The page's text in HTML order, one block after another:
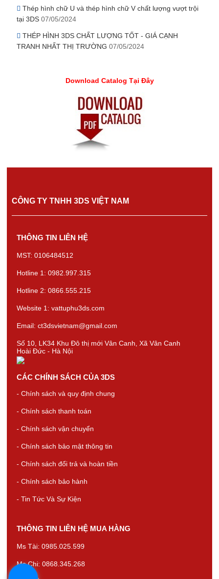
Thép hình chữ U và thép hình chữ V chất lượng vượt trội
tại 3DS 07/05/2024
THÉP HÌNH 3DS CHẤT LƯỢNG TỐT - GIÁ CẠNH
TRANH NHẤT THỊ TRƯỜNG 07/05/2024
Download Catalog Tại Đây
CÔNG TY TNHH 3DS VIỆT NAM
THÔNG TIN LIÊN HỆ
MST: 0106484512
Hotline 1: 0982.997.315
Hotline 2: 0866.555.215
Website 1: vattuphu3ds.com
Email: ct3dsvietnam@gmail.com
Số 10, LK34 Khu Đô thị mới Vân Canh, Xã Vân Canh
Hoài Đức - Hà Nội
CÁC CHÍNH SÁCH CỦA 3DS
- Chính sách và quy định chung
- Chính sách thanh toán
- Chính sách vận chuyển
- Chính sách bảo mật thông tin
- Chính sách đổi trả và hoàn tiền
- Chính sách bảo hành
- Tin Tức Và Sự Kiện
THÔNG TIN LIÊN HỆ MUA HÀNG
Ms Tài: 0985.025.599
Ms Chi: 0868.345.268